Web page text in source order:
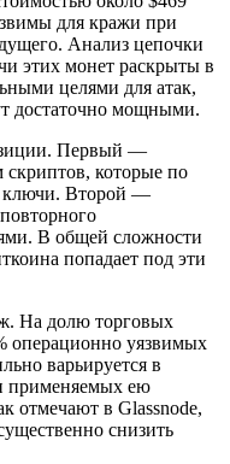
для кражи при
Анализ цепочки
этих монет раскрыты в
целями для атак,
достаточно мощными.
Первый —
скриптов, которые по
ключи. Второй —
В общей сложности
попадает под эти
На долю торговых
операционно уязвимых
варьируется в
применяемых ею
отмечают в Glassnode,
снизить